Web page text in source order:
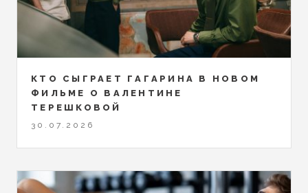
КТО СЫГРАЕТ ГАГАРИНА В НОВОМ
ФИЛЬМЕ О ВАЛЕНТИНЕ
ТЕРЕШКОВОЙ
30.07.2026